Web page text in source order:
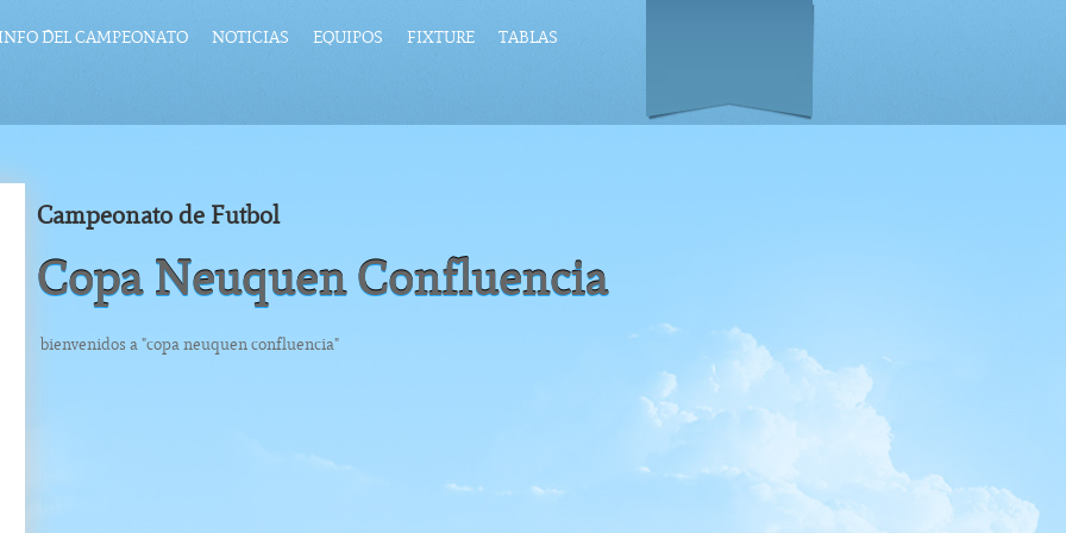
DEL CAMPEONATO NOTICIAS EQUIPOS FIXTURE TABLAS
Campeonato de Futbol
Copa Neuquen Confluencia
bienvenidos a "copa neuquen confluencia"